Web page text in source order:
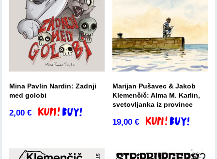
Mina Pavlin Nardin: Zadnji
med golobi
2,00€ Dodaj v košarico
Marijan Pušavec & Jakob
Klemenčič: Alma M. Karlin,
svetovljanka iz province
19,00€ Dodaj v košarico